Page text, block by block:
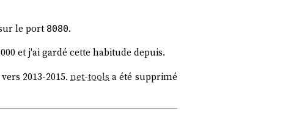
le port 8080.
et j'ai gardé cette habitude depuis.
2013-2015.net-tools a été supprimé